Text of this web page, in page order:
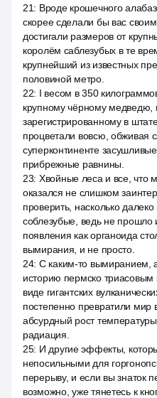
21: Вроде крошечного
скорее сделали бы вас
достигали размеров от
королём саблезубых в те
крупнейший из известных
половиной метро.
22: I весом в 350
крупному чёрному медведю,
зарегистрированному в
процветали вовсю, обживая
суперконтиненте
прибрежные равнины.
23: Хвойные леса и все, что
оказался не слишком
проверить, насколько
соблезубые, ведь не
появления как органоида
вымирания, и не просто.
24: С каким-то вымиранием,
историю пермско
виде гигантских
постепенно превратили мир
абсурдный рост
радиация.
25: И другие эффекты,
непосильными для
перерыву, и если вы знаток
возможно, уже тянетесь к